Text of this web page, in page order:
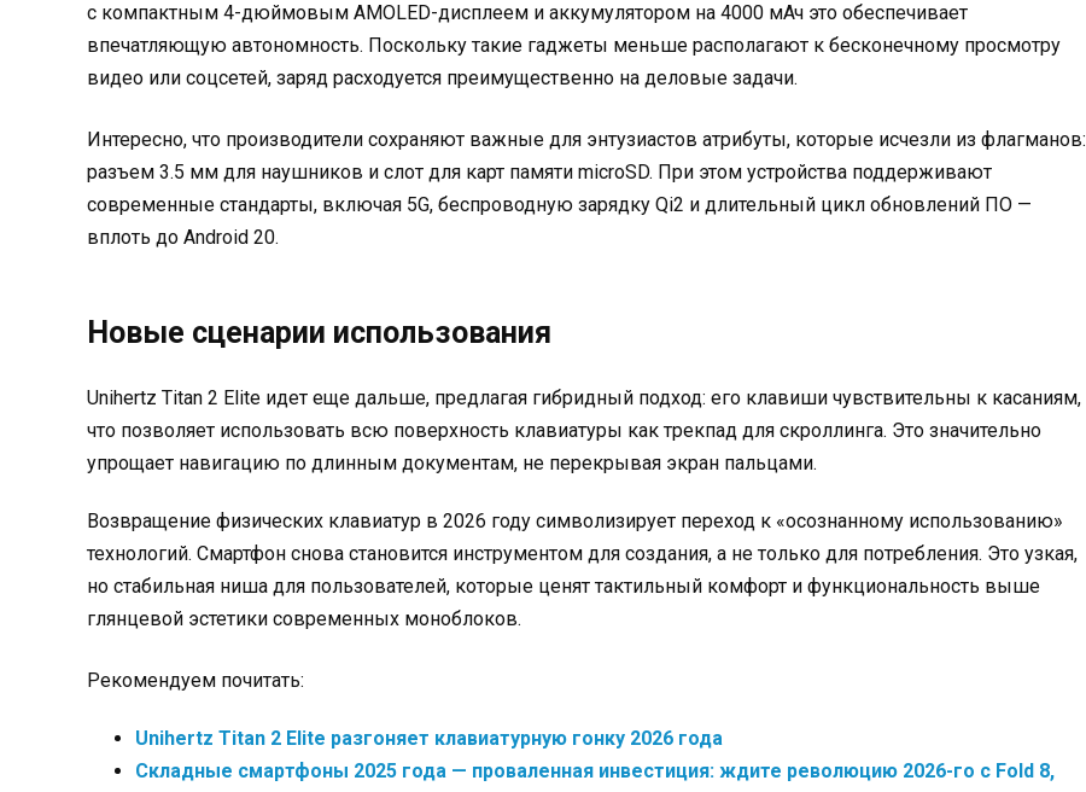
с компактным 4-дюймовым AMOLED-дисплеем и аккумулятором на 4000 мАч это обеспечивает
впечатляющую автономность. Поскольку такие гаджеты меньше располагают к бесконечному просмотру
видео или соцсетей, заряд расходуется преимущественно на деловые задачи.
Интересно, что производители сохраняют важные для энтузиастов атрибуты, которые исчезли из флагманов:
разъем 3.5 мм для наушников и слот для карт памяти microSD. При этом устройства поддерживают
современные стандарты, включая 5G, беспроводную зарядку Qi2 и длительный цикл обновлений ПО —
вплоть до Android 20.
Новые сценарии использования
Unihertz Titan 2 Elite идет еще дальше, предлагая гибридный подход: его клавиши чувствительны к касаниям,
что позволяет использовать всю поверхность клавиатуры как трекпад для скроллинга. Это значительно
упрощает навигацию по длинным документам, не перекрывая экран пальцами.
Возвращение физических клавиатур в 2026 году символизирует переход к «осознанному использованию»
технологий. Смартфон снова становится инструментом для создания, а не только для потребления. Это узкая,
но стабильная ниша для пользователей, которые ценят тактильный комфорт и функциональность выше
глянцевой эстетики современных моноблоков.
Рекомендуем почитать:
Unihertz Titan 2 Elite разгоняет клавиатурную гонку 2026 года
Складные смартфоны 2025 года — проваленная инвестиция: ждите революцию 2026-го с Fold 8,